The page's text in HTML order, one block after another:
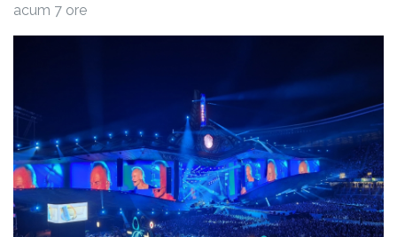
acum 7 ore